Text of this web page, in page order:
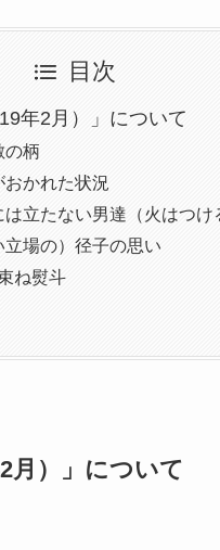
目次
年2月）」について
の柄
おかれた状況
は立たない男達（火はつけ
立場の）径子の思い
ね熨斗
2月）」について